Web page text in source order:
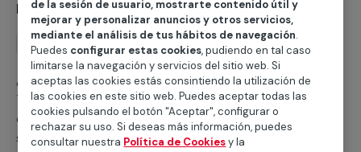
Instalación de ducha
Instalación
¿Buscas ayuda para instalar un plato de ducha?
Trabajamos con servicios cualificados profesionales
que te ayudarán a cubrir cualquier necesidad para
sustituir tu bañera por un plato de ducha o realizar la
de la sesión de usuario, mostrarte contenido útil y
mejorar y personalizar anuncios y otros servicios,
mediante el análisis de tus hábitos de navegación.
Puedes configurar estas cookies, pudiendo en tal caso
limitarse la navegación y servicios del sitio web. Si
aceptas las cookies estás consintiendo la utilización de
las cookies en este sitio web. Puedes aceptar todas las
cookies pulsando el botón "Aceptar", configurar o
rechazar su uso. Si deseas más información, puedes
consultar nuestra Política de Cookiesy la